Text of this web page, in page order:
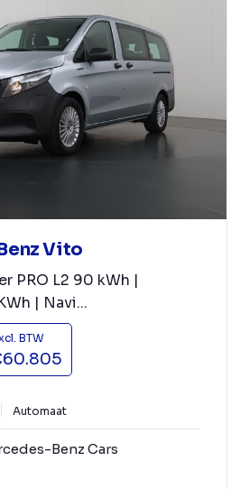
Vito
PRO L2 90 kWh |
| Navi...
BTW
Automaat
Benz Cars